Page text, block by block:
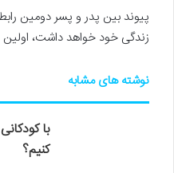
پیوند بین پدر و پسر دومین
زندگی خود خواهد داشت، اولین
نوشته های مشابه
با
کنیم؟